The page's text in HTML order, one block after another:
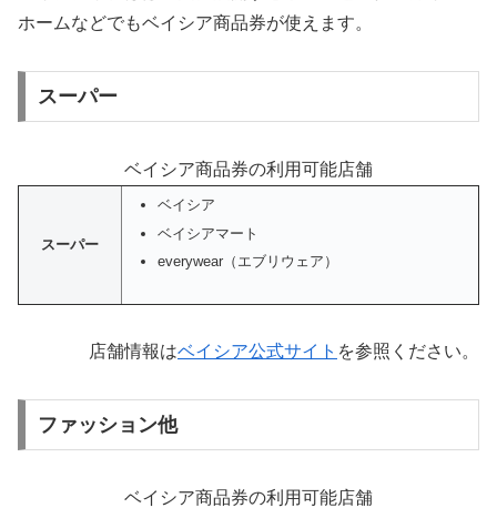
ホームなどでもベイシア商品券が使えます。
スーパー
ベイシア商品券の利用可能店舗
スーパー
ベイシア
ベイシアマート
everywear（エブリウェア）
店舗情報はベイシア公式サイト を参照ください。
ファッション他
ベイシア商品券の利用可能店舗